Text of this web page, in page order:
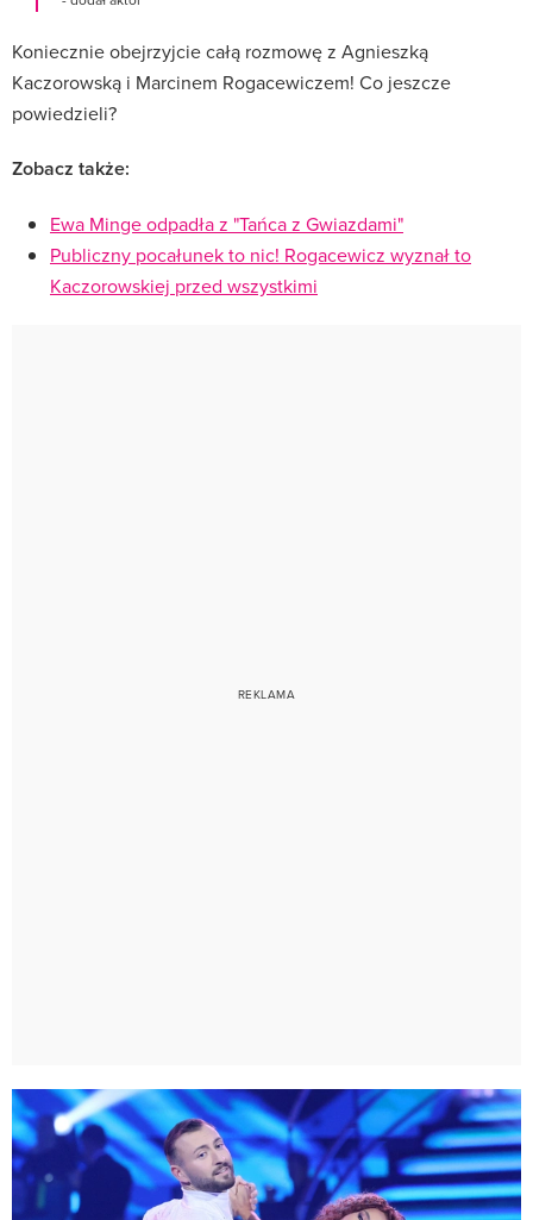
Koniecznie obejrzyjcie całą rozmowę z Agnieszką
Kaczorowską i Marcinem Rogacewiczem! Co jeszcze
powiedzieli?
Zobacz także:
Ewa Minge odpadła z "Tańca z Gwiazdami"
Publiczny pocałunek to nic! Rogacewicz wyznał to
Kaczorowskiej przed wszystkimi